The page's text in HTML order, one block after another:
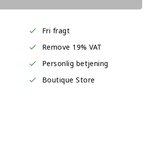
Fri fragt
Remove 19% VAT
Personlig betjening
Boutique Store